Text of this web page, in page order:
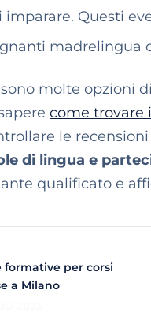
imparare. Questi
madrelingua
molte opzioni
come trovare
le
di lingua e
qualificato e
formative per corsi
a Milano